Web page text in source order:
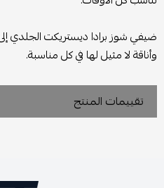
ضيفي شوز برادا ديستريكت الجلدي
وأناقة لا مثيل لها في كل مناسبة.
تقييمات المنتج